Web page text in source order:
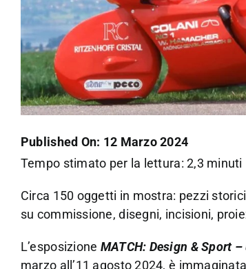
Published On: 12 Marzo 2024
Tempo stimato per la lettura: 2,3 minuti
Circa 150 oggetti in mostra: pezzi
su commissione, disegni, incisioni,
L’esposizione MATCH: Design & Sport
marzo all’11 agosto 2024, è